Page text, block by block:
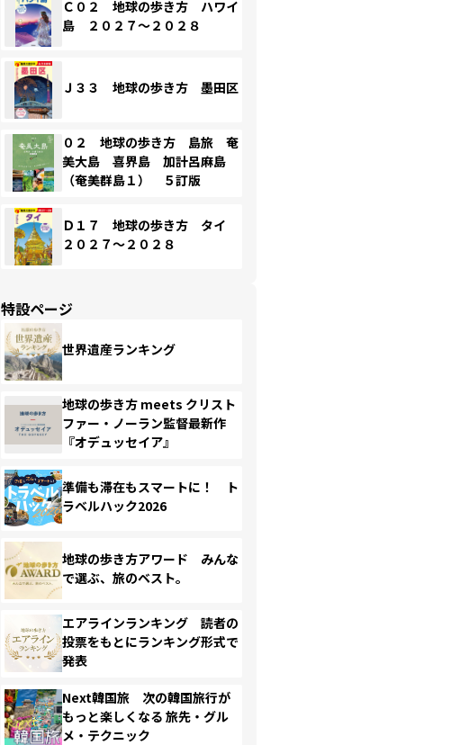
Ｃ０２ 地球の歩き方 ハワイ
島 ２０２７～２０２８
Ｊ３３ 地球の歩き方 墨田区
０２ 地球の歩き方 島旅 奄
美大島 喜界島 加計呂麻島
（奄美群島１） ５訂版
Ｄ１７ 地球の歩き方 タイ
２０２７～２０２８
特設ページ
世界遺産ランキング
地球の歩き方 meets クリスト
ファー・ノーラン監督最新作
『オデュッセイア』
準備も滞在もスマートに！ ト
ラベルハック2026
地球の歩き方アワード みんな
で選ぶ、旅のベスト。
エアラインランキング 読者の
投票をもとにランキング形式で
発表
Next韓国旅 次の韓国旅行が
もっと楽しくなる 旅先・グル
メ・テクニック